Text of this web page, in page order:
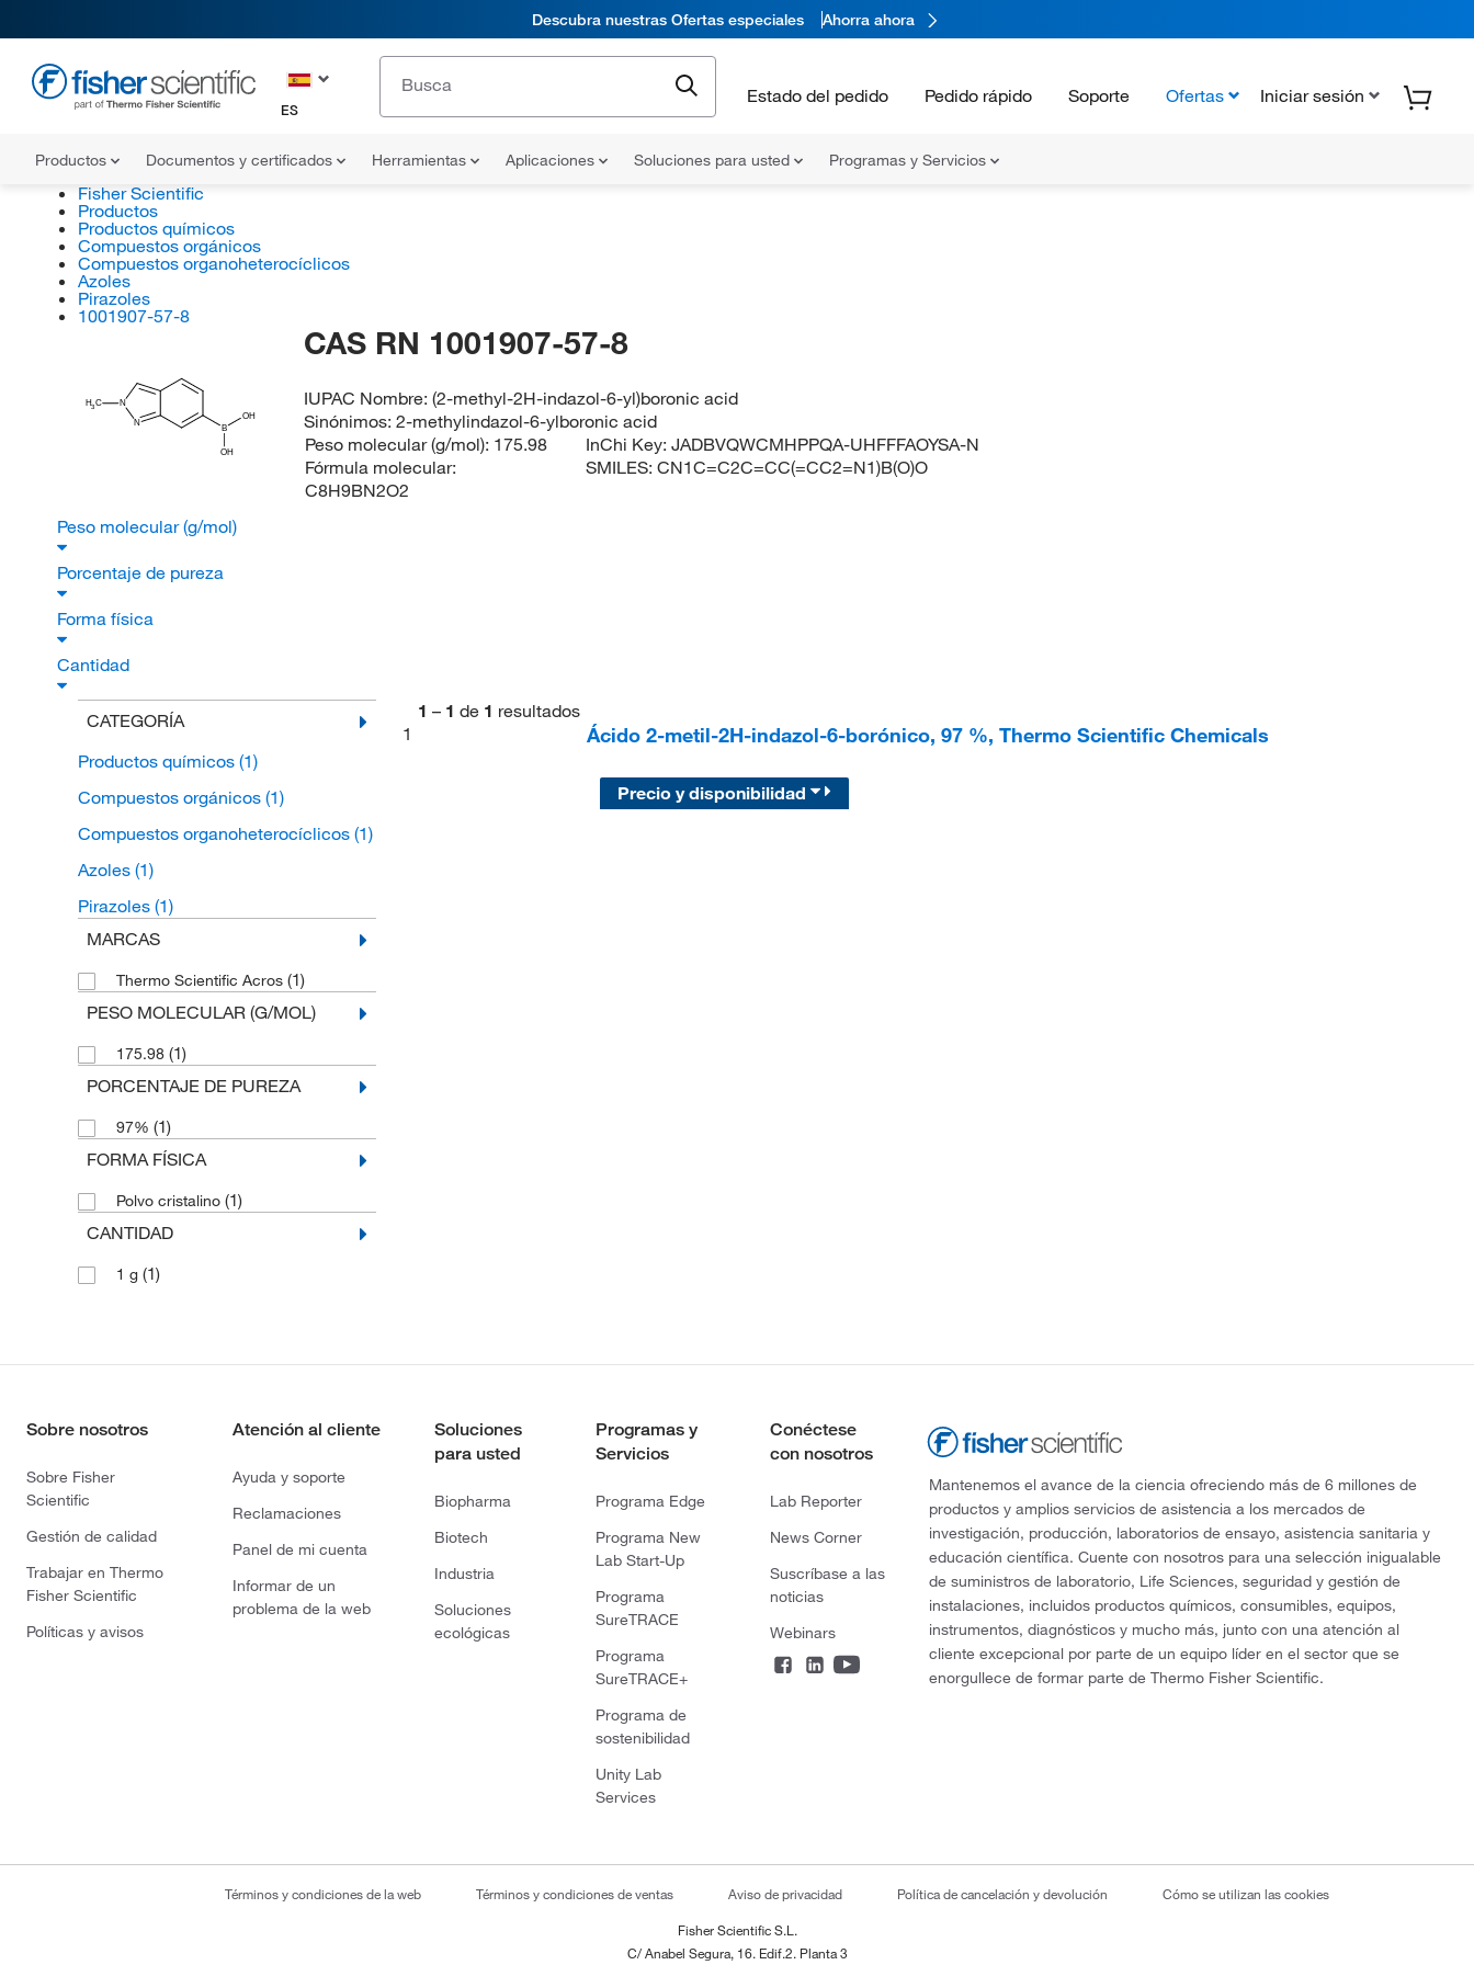
Descubra nuestras Ofertas especiales Ahorra ahora
ES
Estado del pedido Pedido rápido Soporte Ofertas Iniciar sesión
Productos Documentos y certificados Herramientas Aplicaciones Soluciones para usted Programas y Servicios
Fisher Scientific
Productos
Productos químicos
Compuestos orgánicos
Compuestos organoheterocíclicos
Azoles
Pirazoles
1001907-57-8
B
N
N
H3C
OH
OH
CAS RN 1001907-57-8
IUPAC Nombre:(2-methyl-2H-indazol-6-yl)boronic acid
Sinónimos:2-methylindazol-6-ylboronic acid
Peso molecular (g/mol): 175.98
Fórmula molecular:
C8H9BN2O2
InChi Key:JADBVQWCMHPPQA-UHFFFAOYSA-N
SMILES:CN1C=C2C=CC(=CC2=N1)B(O)O
Peso molecular (g/mol)
Porcentaje de pureza
Forma física
Cantidad
CATEGORÍA
Productos químicos (1)
Compuestos orgánicos (1)
Compuestos organoheterocíclicos (1)
Azoles (1)
Pirazoles (1)
MARCAS
Thermo Scientific Acros (1)
PESO MOLECULAR (G/MOL)
175.98 (1)
PORCENTAJE DE PUREZA
97% (1)
FORMA FÍSICA
Polvo cristalino (1)
CANTIDAD
1 g (1)
1 – 1 de 1 resultados
1
Ácido 2-metil-2H-indazol-6-borónico, 97 %, Thermo Scientific Chemicals
Precio y disponibilidad
Sobre nosotros
Sobre Fisher
Scientific
Gestión de calidad
Trabajar en Thermo
Fisher Scientific
Políticas y avisos
Atención al cliente
Ayuda y soporte
Reclamaciones
Panel de mi cuenta
Informar de un
problema de la web
Soluciones
para usted
Biopharma
Biotech
Industria
Soluciones
ecológicas
Programas y
Servicios
Programa Edge
Programa New
Lab Start-Up
Programa
SureTRACE
Programa
SureTRACE+
Programa de
sostenibilidad
Unity Lab
Services
Conéctese
con nosotros
Lab Reporter
News Corner
Suscríbase a las
noticias
Webinars
Mantenemos el avance de la ciencia ofreciendo más de 6 millones de
productos y amplios servicios de asistencia a los mercados de
investigación, producción, laboratorios de ensayo, asistencia sanitaria y
educación científica. Cuente con nosotros para una selección inigualable
de suministros de laboratorio, Life Sciences, seguridad y gestión de
instalaciones, incluidos productos químicos, consumibles, equipos,
instrumentos, diagnósticos y mucho más, junto con una atención al
cliente excepcional por parte de un equipo líder en el sector que se
enorgullece de formar parte de Thermo Fisher Scientific.
Términos y condiciones de la web Términos y condiciones de ventas Aviso de privacidad Política de cancelación y devolución Cómo se utilizan las cookies
Fisher Scientific S.L.
C/ Anabel Segura, 16. Edif.2. Planta 3